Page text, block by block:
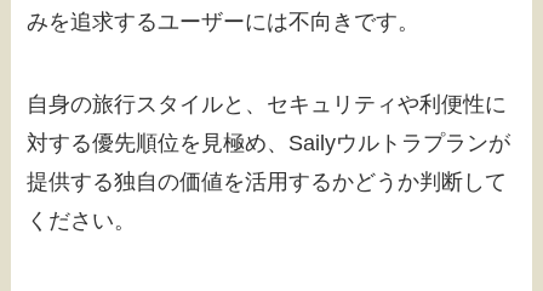
みを追求するユーザーには不向きです。
自身の旅行スタイルと、セキュリティや利便性に
対する優先順位を見極め、Sailyウルトラプランが
提供する独自の価値を活用するかどうか判断して
ください。